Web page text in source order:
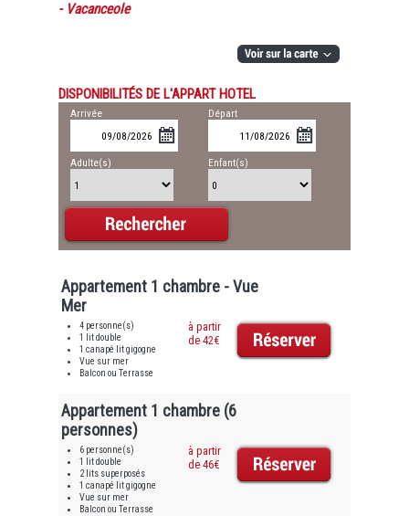
- Vacanceole
DISPONIBILITÉS DE L'APPART HOTEL
Arrivée Départ
Adulte(s) Enfant(s)
Appartement 1 chambre - Vue
Mer
4 personne(s)
1 lit double
1 canapé lit gigogne
Vue sur mer
Balcon ou Terrasse
à partir
de 42€
Appartement 1 chambre (6
personnes)
6 personne(s)
1 lit double
2 lits superposés
1 canapé lit gigogne
Vue sur mer
Balcon ou Terrasse
à partir
de 46€